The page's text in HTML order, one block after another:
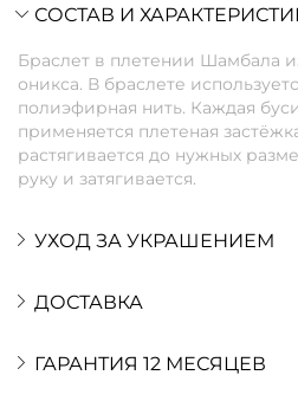
СОСТАВ И
Браслет в плетении Шамбала
оникса. В браслете
полиэфирная нить. Каждая
применяется плетеная
растягивается до нужных
руку и затягивается.
УХОД ЗА УКРАШЕНИЕМ
ДОСТАВКА
ГАРАНТИЯ 12 МЕСЯЦЕВ